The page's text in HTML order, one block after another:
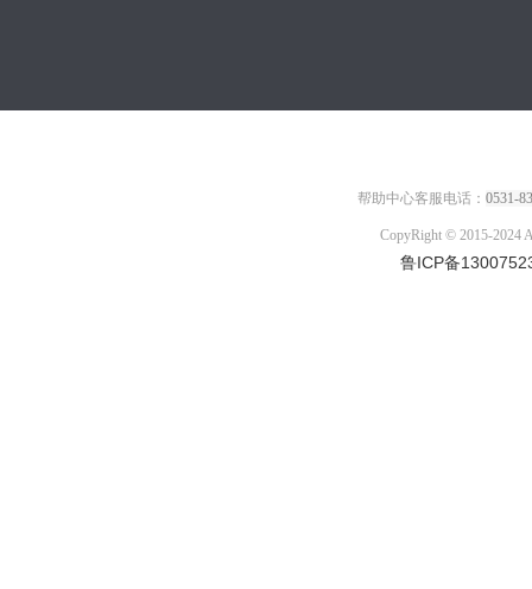
帮助中心客服电话： 0531-
CopyRight © 2015-2024
鲁ICP备